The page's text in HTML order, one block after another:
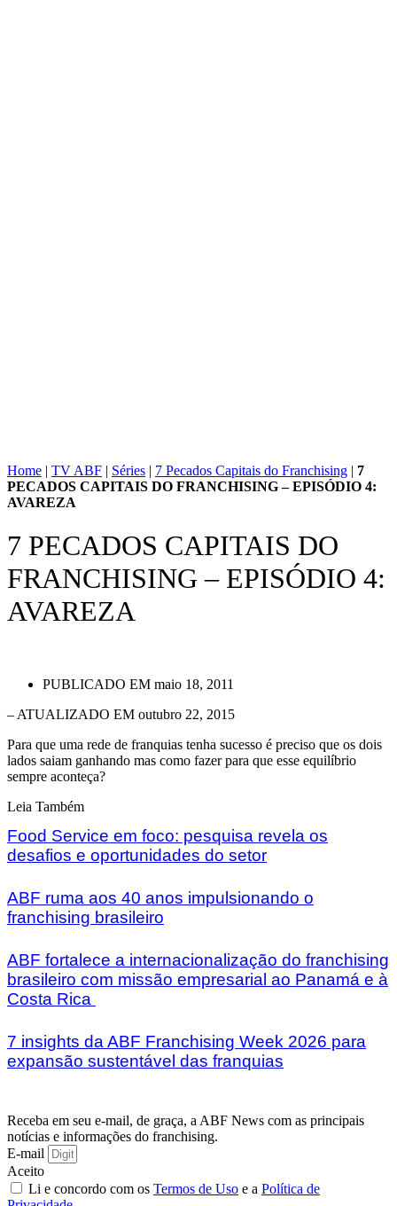
Home | TV ABF | Séries | 7 Pecados Capitais do Franchising | 7
PECADOS CAPITAIS DO FRANCHISING – EPISÓDIO 4:
AVAREZA
7 PECADOS CAPITAIS DO
FRANCHISING – EPISÓDIO 4:
AVAREZA
PUBLICADO EM maio 18, 2011
– ATUALIZADO EM outubro 22, 2015
Para que uma rede de franquias tenha sucesso é preciso que os dois
lados saiam ganhando mas como fazer para que esse equilíbrio
sempre aconteça?
Leia Também
Food Service em foco: pesquisa revela os
desafios e oportunidades do setor
ABF ruma aos 40 anos impulsionando o
franchising brasileiro
ABF fortalece a internacionalização do franchising
brasileiro com missão empresarial ao Panamá e à
Costa Rica
7 insights da ABF Franchising Week 2026 para
expansão sustentável das franquias
Receba em seu e-mail, de graça, a ABF News com as principais
notícias e informações do franchising.
E-mail
Aceito
Li e concordo com os Termos de Uso e a Política de